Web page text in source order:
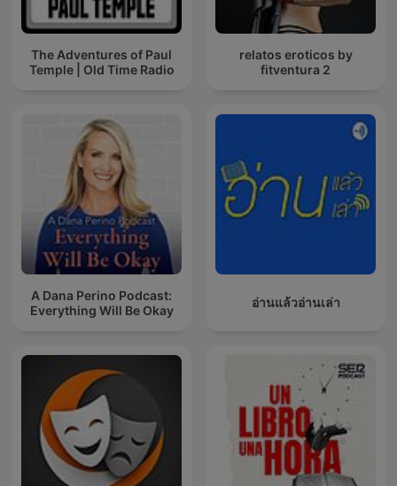
The Adventures of Paul
Temple | Old Time Radio
relatos eroticos by
fitventura 2
A Dana Perino Podcast:
Everything Will Be Okay
อ่านแล้วอ่านเล่า